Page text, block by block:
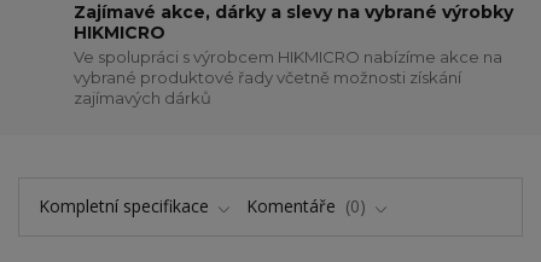
Zajímavé akce, dárky a slevy na vybrané výrobky
HIKMICRO
Ve spolupráci s výrobcem HIKMICRO nabízíme akce na
vybrané produktové řady včetně možnosti získání
zajímavých dárků
Kompletní specifikace Komentáře 0